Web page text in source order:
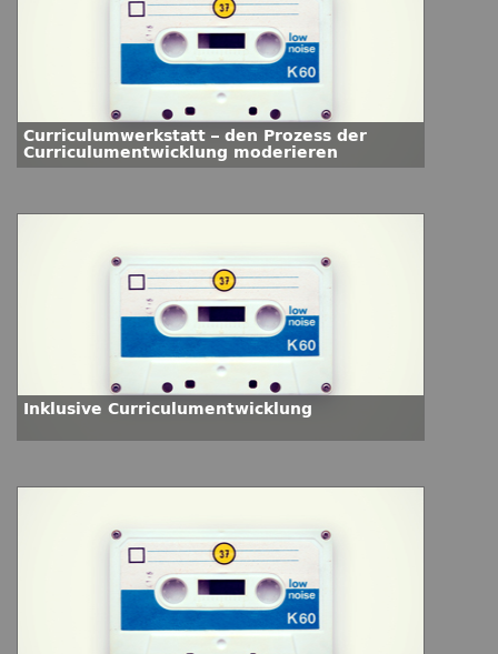
Curriculumwerkstatt – den Prozess der
Curriculumentwicklung moderieren
Inklusive Curriculumentwicklung